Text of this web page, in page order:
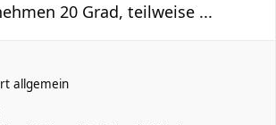
20 Grad, teilweise ...
allgemein